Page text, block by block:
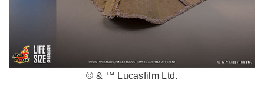
© & ™ Lucasfilm Ltd.